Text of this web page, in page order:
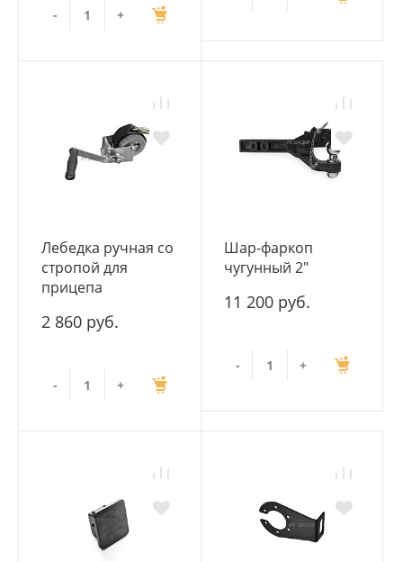
- +
Лебедка ручная со
стропой для
прицепа
2 860 руб.
- +
Шар-фаркоп
чугунный 2"
11 200 руб.
- +